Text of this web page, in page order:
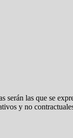
serán las que se
y no